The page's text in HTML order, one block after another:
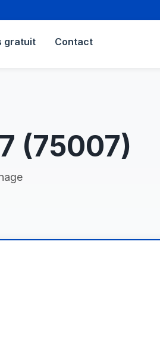
gratuit Contact
(75007)